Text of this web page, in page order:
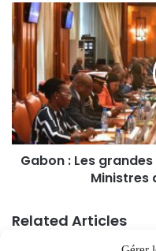
Gabon : Les
Ministres
Related Articles